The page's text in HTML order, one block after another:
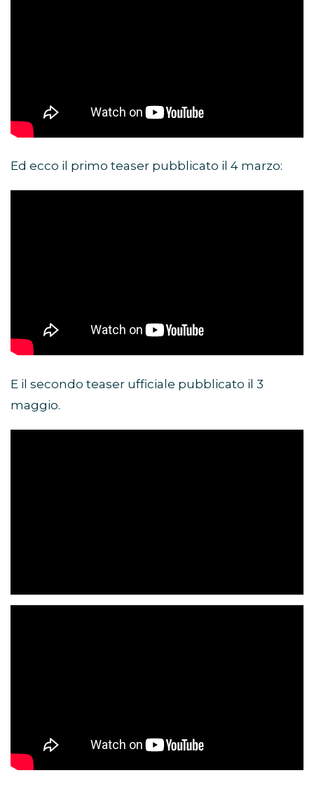
Ed ecco il primo teaser pubblicato il 4 marzo:
E il secondo teaser ufficiale pubblicato il 3
maggio.